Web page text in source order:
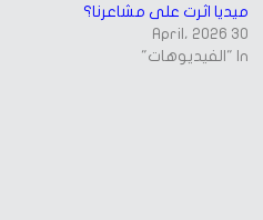
ميديا اثرت على مشاعرنا؟
30 April، 2026
In "الفيديوهات"